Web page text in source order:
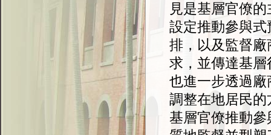
見是基層官僚
設定推動參與
排，以及監督
求，並傳達基
也進一步透過
調整在地居民
基層官僚推動